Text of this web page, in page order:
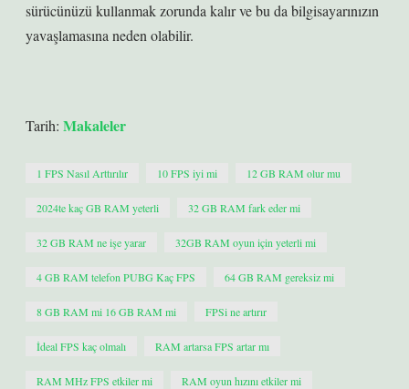
sürücünüzü kullanmak zorunda kalır ve bu da bilgisayarınızın
yavaşlamasına neden olabilir.
Tarih: Makaleler
1 FPS Nasıl Arttırılır 10 FPS iyi mi 12 GB RAM olur mu
2024te kaç GB RAM yeterli 32 GB RAM fark eder mi
32 GB RAM ne işe yarar 32GB RAM oyun için yeterli mi
4 GB RAM telefon PUBG Kaç FPS 64 GB RAM gereksiz mi
8 GB RAM mi 16 GB RAM mi FPSi ne artırır
İdeal FPS kaç olmalı RAM artarsa FPS artar mı
RAM MHz FPS etkiler mi RAM oyun hızını etkiler mi